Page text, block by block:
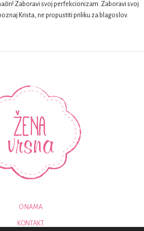
Zaboravi svoj perfekcionizam. Zaboravi svoj
Krista, ne propustiti priliku za blagoslov.
O NAMA
KONTAKT